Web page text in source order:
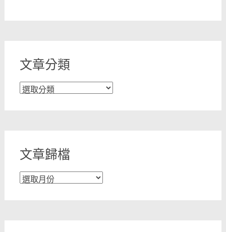
文章分類
文
文章歸檔
文